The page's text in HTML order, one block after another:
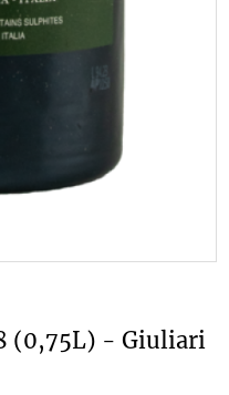
(0,75L) - Giuliari